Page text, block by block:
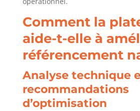
Comment la
aide-t-elle à
référencement
Analyse technique
recommandations
d’optimisation